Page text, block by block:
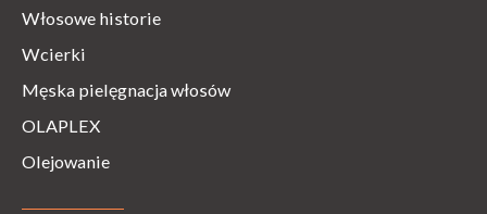
Włosowe historie
Wcierki
Męska pielęgnacja włosów
OLAPLEX
Olejowanie